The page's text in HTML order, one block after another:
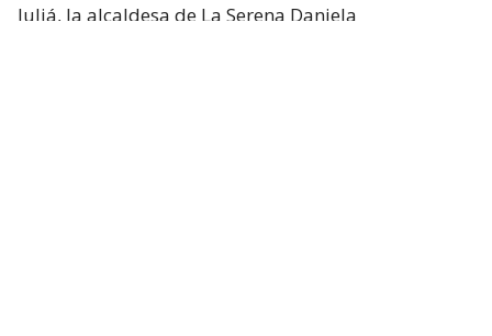
Juliá, la alcaldesa de La Serena Daniela